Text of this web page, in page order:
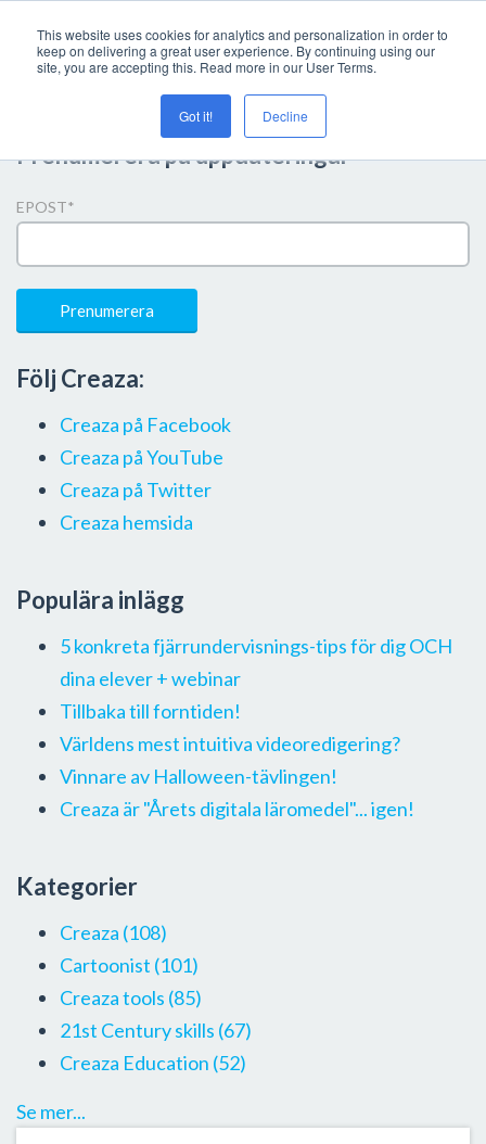
This website uses cookies for analytics and personalization in order to
keep on delivering a great user experience. By continuing using our
site, you are accepting this. Read more in our User Terms.
Got it! Decline
Prenumerera på uppdateringar
EPOST*
Följ Creaza:
Creaza på Facebook
Creaza på YouTube
Creaza på Twitter
Creaza hemsida
Populära inlägg
5 konkreta fjärrundervisnings-tips för dig OCH
dina elever + webinar
Tillbaka till forntiden!
Världens mest intuitiva videoredigering?
Vinnare av Halloween-tävlingen!
Creaza är "Årets digitala läromedel"... igen!
Kategorier
Creaza (108)
Cartoonist (101)
Creaza tools (85)
21st Century skills (67)
Creaza Education (52)
Se mer...